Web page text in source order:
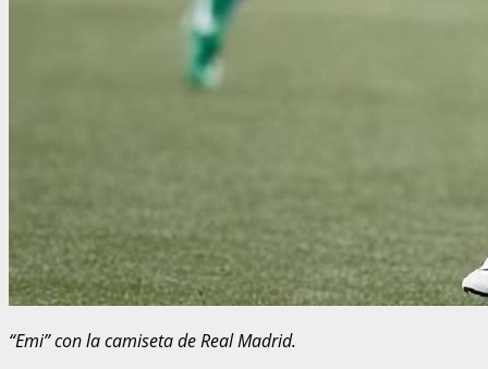
“Emi” con la camiseta de Real Madrid.